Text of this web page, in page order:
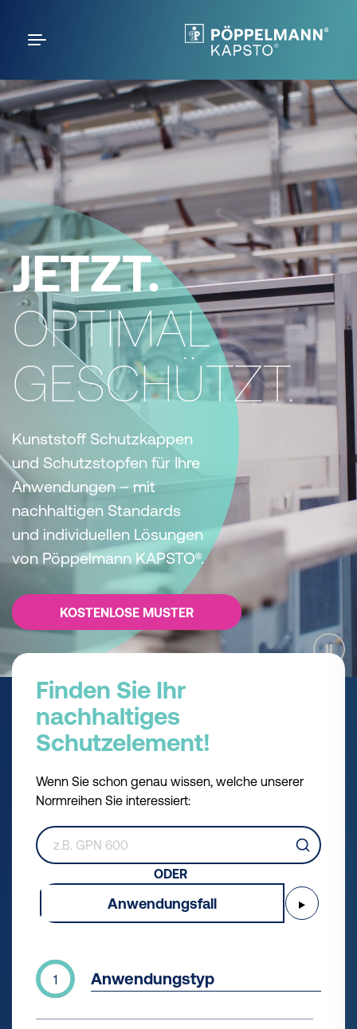
JETZT.
OPTIMAL
GESCHÜTZT.
Kunststoff Schutzkappen
und Schutzstopfen für Ihre
Anwendungen – mit
nachhaltigen Standards
und individuellen Lösungen
von Pöppelmann KAPSTO®.
KOSTENLOSE MUSTER
Finden Sie Ihr
nachhaltiges
Schutzelement!
Wenn Sie schon genau wissen, welche unserer
Normreihen Sie interessiert:
ODER
Anwendungsfall ▶
1 Anwendungstyp